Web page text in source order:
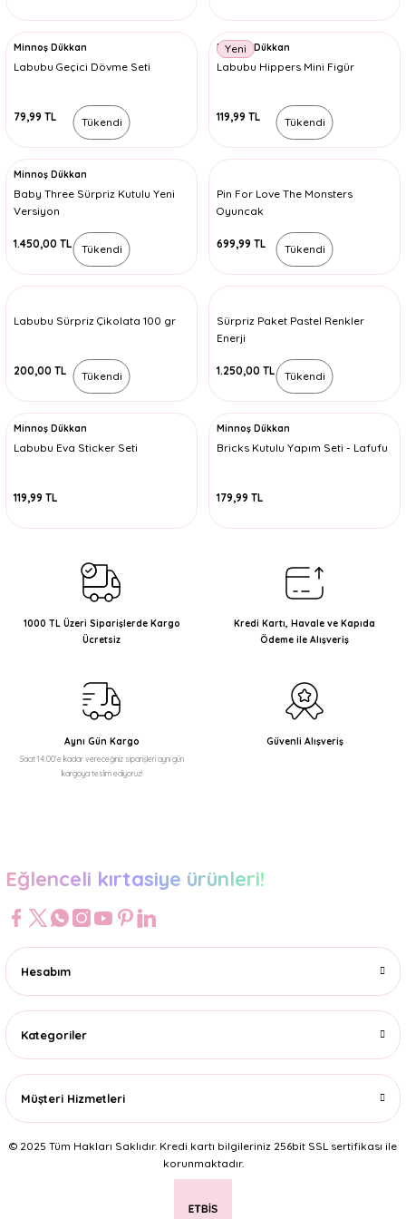
Minnoş Dükkan
Labubu Geçici Dövme Seti
79,99 TL
Yeni
Minnoş Dükkan
Labubu Hippers Mini Figür
119,99 TL
Tükendi
Minnoş Dükkan
Baby Three Sürpriz Kutulu Yeni
Versiyon
1.450,00 TL
Tükendi
Pin For Love The Monsters
Oyuncak
699,99 TL
Tükendi
Labubu Sürpriz Çikolata 100 gr
200,00 TL
Tükendi
Sürpriz Paket Pastel Renkler
Enerji
1.250,00 TL
Tükendi
Minnoş Dükkan
Labubu Eva Sticker Seti
119,99 TL
Tükendi
Minnoş Dükkan
Bricks Kutulu Yapım Seti - Lafufu
179,99 TL
1000 TL Üzeri Siparişlerde Kargo
Ücretsiz
Kredi Kartı, Havale ve Kapıda
Ödeme ile Alışveriş
Aynı Gün Kargo
Saat 14:00'e kadar vereceğiniz siparişleri aynı gün
kargoya teslim ediyoruz!
Güvenli Alışveriş
Eğlenceli kırtasiye ürünleri!
Hesabım
Kategoriler
Müşteri Hizmetleri
© 2025 Tüm Hakları Saklıdır. Kredi kartı bilgileriniz 256bit SSL sertifikası ile
korunmaktadır.